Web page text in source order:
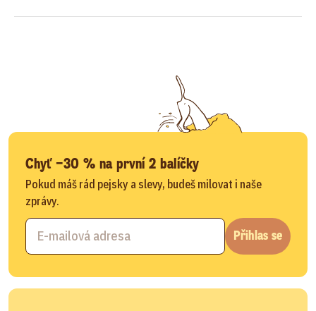
Chyť −30 % na první 2 balíčky
Pokud máš rád pejsky a slevy, budeš milovat i naše
zprávy.
Přihlas se